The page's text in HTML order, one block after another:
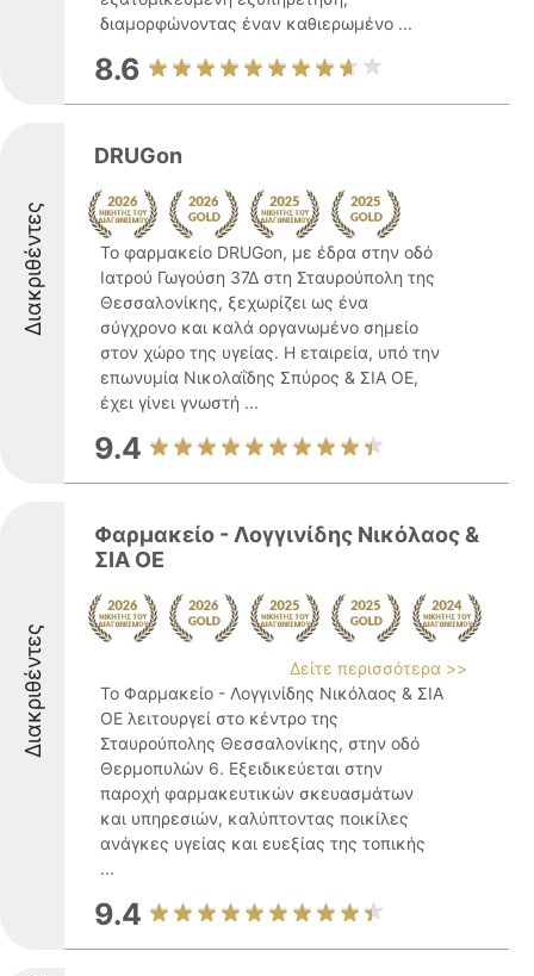
διαμορφώνοντας έναν καθιερωμένο ...
8.6
Διακριθέντες
DRUGon
Το φαρμακείο DRUGon, με έδρα στην οδό
Ιατρού Γωγούση 37Δ στη Σταυρούπολη της
Θεσσαλονίκης, ξεχωρίζει ως ένα
σύγχρονο και καλά οργανωμένο σημείο
στον χώρο της υγείας. Η εταιρεία, υπό την
επωνυμία Νικολαΐδης Σπύρος & ΣΙΑ ΟΕ,
έχει γίνει γνωστή ...
9.4
Διακριθέντες
Φαρμακείο - Λογγινίδης Νικόλαος &
ΣΙΑ ΟΕ
Δείτε περισσότερα >>
Το Φαρμακείο - Λογγινίδης Νικόλαος & ΣΙΑ
ΟΕ λειτουργεί στο κέντρο της
Σταυρούπολης Θεσσαλονίκης, στην οδό
Θερμοπυλών 6. Εξειδικεύεται στην
παροχή φαρμακευτικών σκευασμάτων
και υπηρεσιών, καλύπτοντας ποικίλες
ανάγκες υγείας και ευεξίας της τοπικής
...
9.4